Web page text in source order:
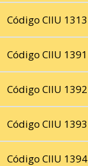
Código CIIU 1313
Código CIIU 1391
Código CIIU 1392
Código CIIU 1393
Código CIIU 1394